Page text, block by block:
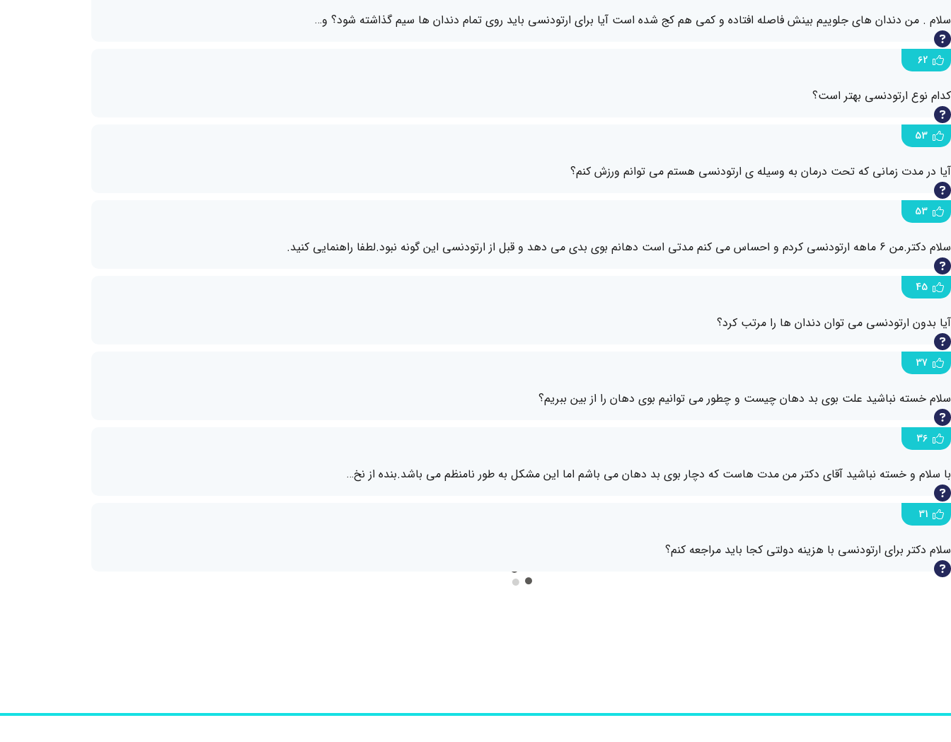
سلام . من دندان های جلوییم بینش فاصله افتاده و کمی هم کج شده است آیا برای ارتودنسی باید روی تمام دندان ها سیم گذاشته شود؟ و…
62
کدام نوع ارتودنسی بهتر است؟
53
آیا در مدت زمانی که تحت درمان به وسیله ی ارتودنسی هستم می توانم ورزش کنم؟
53
سلام دکتر.من 6 ماهه ارتودنسی کردم و احساس می کنم مدتی است دهانم بوی بدی می دهد و قبل از ارتودنسی این گونه نبود.لطفا راهنمایی کنید.
45
آیا بدون ارتودنسی می توان دندان ها را مرتب کرد؟
37
سلام خسته نباشید علت بوی بد دهان چیست و چطور می توانیم بوی دهان را از بین ببریم؟
36
با سلام و خسته نباشید آقای دکتر من مدت هاست که دچار بوی بد دهان می باشم اما این مشکل به طور نامنظم می باشد.بنده از نخ…
31
سلام دکتر برای ارتودنسی با هزینه دولتی کجا باید مراجعه کنم؟